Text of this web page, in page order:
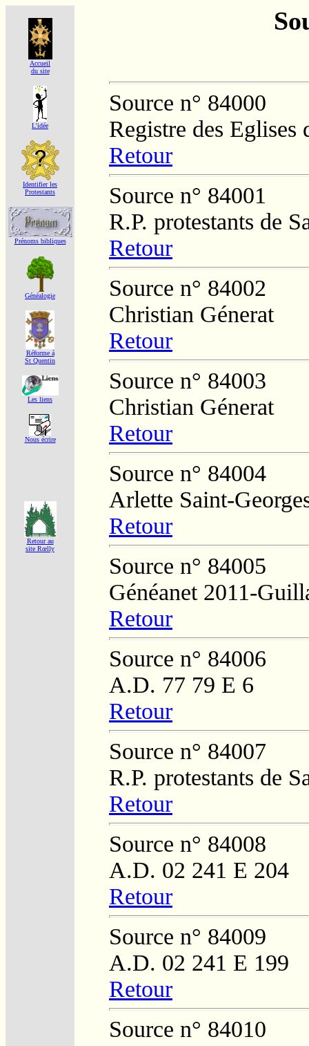
Accueil
du site
L'idée
Identifier les
Protestants
Prénoms bibliques
Généalogie
Réforme á
St Quentin
Les liens
Nous écrire
Retour au
site Rœlly
Source n° 84000
Registre des Eglises
Retour
Source n° 84001
R.P. protestants de
Retour
Source n° 84002
Christian Génerat
Retour
Source n° 84003
Christian Génerat
Retour
Source n° 84004
Arlette Saint-
Retour
Source n° 84005
Généanet 2011-
Retour
Source n° 84006
A.D. 77 79 E 6
Retour
Source n° 84007
R.P. protestants de
Retour
Source n° 84008
A.D. 02 241 E 204
Retour
Source n° 84009
A.D. 02 241 E 199
Retour
Source n° 84010